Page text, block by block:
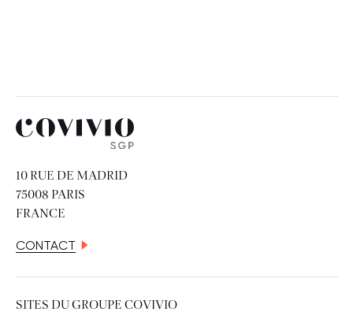
Covivio SGP
10 RUE DE MADRID
75008 PARIS
FRANCE
CONTACT
SITES DU GROUPE COVIVIO